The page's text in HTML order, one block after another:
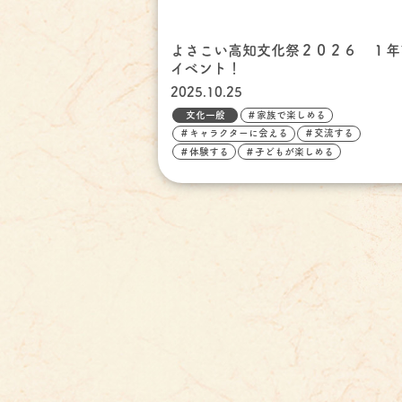
よさこい高知文化祭２０２６ １年
イベント！
2025.10.25
文化一般 ＃家族で楽しめる
＃キャラクターに会える ＃交流する
＃体験する ＃子どもが楽しめる